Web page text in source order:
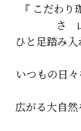
『 こだわ
さ
ひと足踏み
いつもの日
広がる大自